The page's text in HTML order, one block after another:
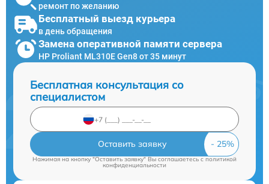
ремонт по желанию
Бесплатный выезд курьера
в день обращения
Замена оперативной памяти сервера
HP Proliant ML310E Gen8 от 35 минут
Бесплатная консультация со
специалистом
Оставить заявку
Нажимая на кнопку "Оставить заявку" Вы соглашаетесь cполитикой
конфиденциальности